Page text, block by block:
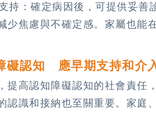
持：確定病因後，可提供妥善
少焦慮與不確定感。家屬也能
礙認知 應早期支持和介
提高認知障礙認知的社會責任
認識和接納也至關重要。家庭